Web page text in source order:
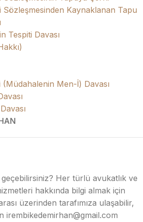
Sözleşmesinden Kaynaklanan Tapu
Tespiti Davası
(Müdahalenin Men-İ) Davası
geçebilirsiniz? Her türlü avukatlık ve
hakkında bilgi almak için
üzerinden tarafımıza ulaşabilir,